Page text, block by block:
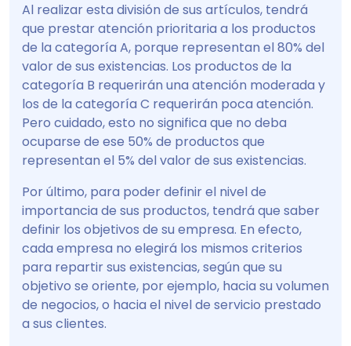
Al realizar esta división de sus artículos, tendrá
que prestar atención prioritaria a los productos
de la categoría A, porque representan el 80% del
valor de sus existencias. Los productos de la
categoría B requerirán una atención moderada y
los de la categoría C requerirán poca atención.
Pero cuidado, esto no significa que no deba
ocuparse de ese 50% de productos que
representan el 5% del valor de sus existencias.
Por último, para poder definir el nivel de
importancia de sus productos, tendrá que saber
definir los objetivos de su empresa. En efecto,
cada empresa no elegirá los mismos criterios
para repartir sus existencias, según que su
objetivo se oriente, por ejemplo, hacia su volumen
de negocios, o hacia el nivel de servicio prestado
a sus clientes.